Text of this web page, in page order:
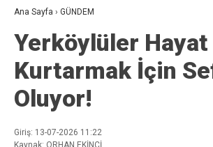
Ana Sayfa › GÜNDEM
Yerköylüler Hayat
Kurtarmak İçin
Oluyor!
Giriş: 13-07-2026 11:22